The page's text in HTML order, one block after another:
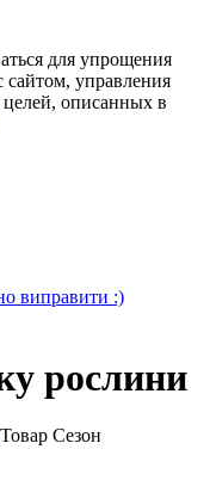
для упрощения
сайтом, управления
описанных в
виправити :)
рослини
Товар Cезон